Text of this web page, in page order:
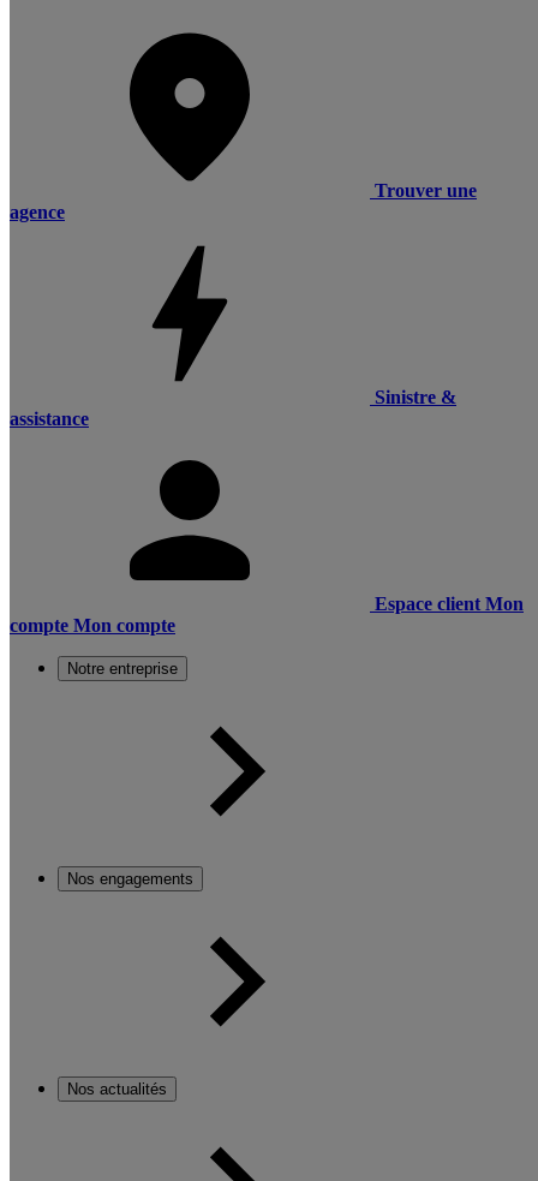
Trouver une
agence
Sinistre &
assistance
Espace client Mon
compte Mon compte
Notre entreprise
Nos engagements
Nos actualités